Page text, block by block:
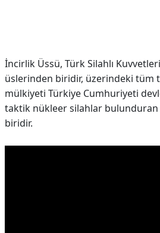
İncirlik Üssü, Türk Silahlı
üslerinden biridir, üzerindeki tüm
mülkiyeti Türkiye Cumhuriyeti
taktik nükleer silahlar bulunduran
biridir.